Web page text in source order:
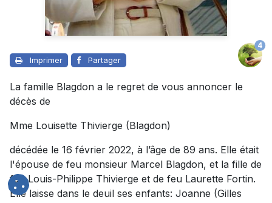
Imprimer Partager
4
La famille Blagdon a le regret de vous annoncer le
décès de
Mme Louisette Thivierge (Blagdon)
décédée le 16 février 2022, à l’âge de 89 ans. Elle était
l'épouse de feu monsieur Marcel Blagdon, et la fille de
feu Louis-Philippe Thivierge et de feu Laurette Fortin.
Elle laisse dans le deuil ses enfants: Joanne (Gilles